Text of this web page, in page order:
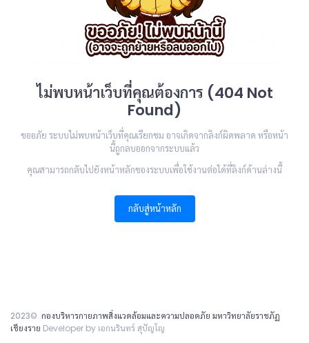
ไม่พบหน้าเว็บที่คุณต้องการ (404 Not
Found)
ขออภัย ระบบไม่พบหน้าเว็บที่คุณเรียกชม อาจเกิดจากลิงก์ผิดพลาด หรือหน้า
นี้ถูกลบออกจากระบบแล้ว
คุณสามารถกลับไปยังหน้าหลักของระบบเพื่อใช้งานต่อได้ที่ลิงก์ด้านล่างนี้
กลับสู่หน้าหลัก
2023© กองบริหารกายภาพสิ่งแวดล้อมและความปลอดภัย มหาวิทยาลัยราชภัฏ
เชียงราย Developer by เอกนรินทร์ สุปัญโญ